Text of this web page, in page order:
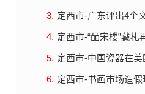
品展...
3. 定西市-广东评出4个
4. 定西市-“皕宋楼”藏札
5. 定西市-中国瓷器在
6. 定西市-书画市场造